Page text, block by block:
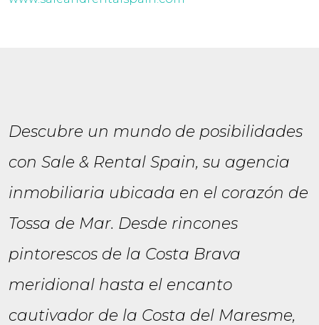
Descubre un mundo de posibilidades
con Sale & Rental Spain, su agencia
inmobiliaria ubicada en el corazón de
Tossa de Mar. Desde rincones
pintorescos de la Costa Brava
meridional hasta el encanto
cautivador de la Costa del Maresme,